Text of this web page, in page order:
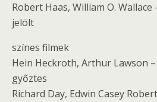
Robert Haas, William O. Wallace
jelölt
színes filmek
Hein Heckroth, Arthur Lawson
győztes
Richard Day, Edwin Casey